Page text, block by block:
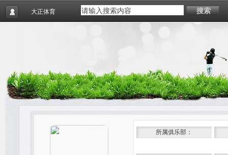
大正体育 搜索
所属俱乐部：